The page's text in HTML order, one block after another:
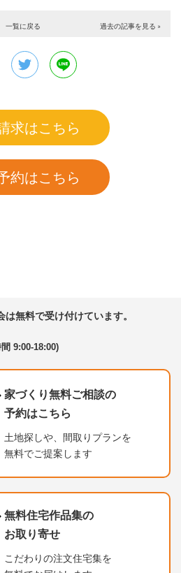
一覧に戻る 過去の記事を見る »
求はこちら
約はこちら
無料で受け付けています。
9:00-18:00)
家づくり無料ご相談の
予約はこちら
土地探しや、間取りプランを
無料でご提案します
無料住宅作品集の
お取り寄せ
こだわりの注文住宅集を